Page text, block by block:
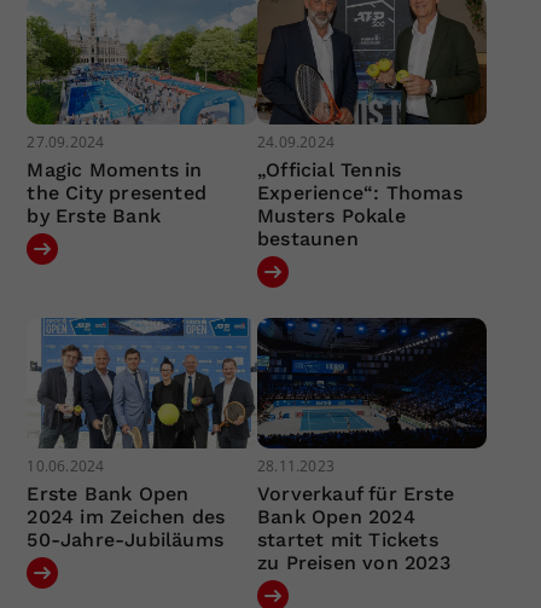
27.09.2024
Magic Moments in
the City presented
by Erste Bank
24.09.2024
„Official Tennis
Experience“: Thomas
Musters Pokale
bestaunen
10.06.2024
Erste Bank Open
2024 im Zeichen des
50-Jahre-Jubiläums
28.11.2023
Vorverkauf für Erste
Bank Open 2024
startet mit Tickets
zu Preisen von 2023